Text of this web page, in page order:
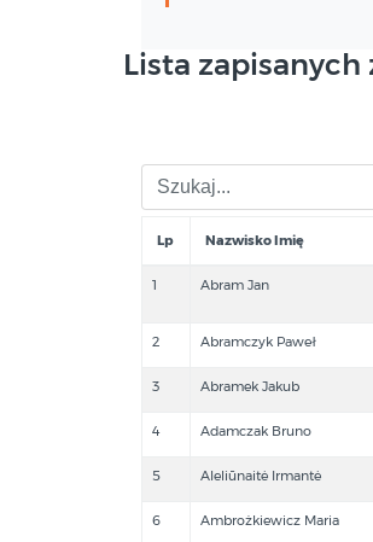
Lista
Lp Nazwisko Imię
1 Abram Jan
2 Abramczyk Paweł
3 Abramek Jakub
4 Adamczak Bruno
5 Aleliūnaitė Irmantė
6 Ambrożkiewicz Maria